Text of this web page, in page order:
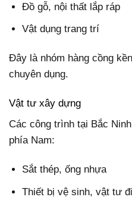
Đồ gỗ, nội thất lắp ráp
Vật dụng trang trí
Đây là nhóm hàng cồng
chuyên dụng.
Vật tư xây dựng
Các công trình tại Bắc
phía Nam:
Sắt thép, ống nhựa
Thiết bị vệ sinh, vật tư